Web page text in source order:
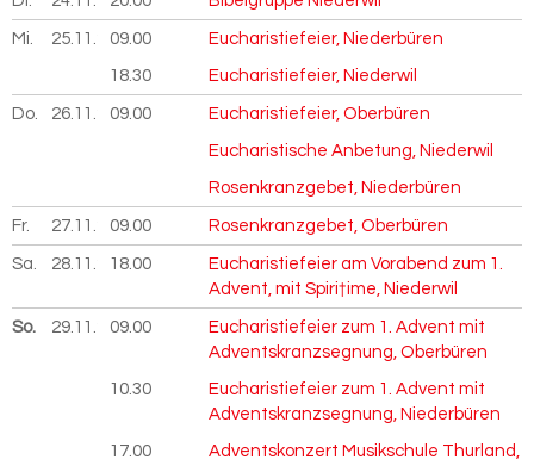
Mi. 25.11. 2026
09.00 Eucharistiefeier, Niederbüren
18.30 Eucharistiefeier, Niederwil
Do. 26.11. 2026
09.00 Eucharistiefeier, Oberbüren
Eucharistische Anbetung, Niederwil
Rosenkranzgebet, Niederbüren
Fr. 27.11. 2026
09.00 Rosenkranzgebet, Oberbüren
Sa. 28.11. 2026
18.00
Eucharistiefeier am Vorabend zum 1.
Advent, mit Spiri†ime, Niederwil
So. 29.11. 2026
09.00
Eucharistiefeier zum 1. Advent mit
Adventskranzsegnung, Oberbüren
10.30
Eucharistiefeier zum 1. Advent mit
Adventskranzsegnung, Niederbüren
17.00
Adventskonzert Musikschule Thurland,